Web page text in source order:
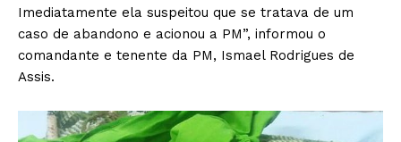
Imediatamente ela suspeitou que se tratava de um
caso de abandono e acionou a PM”, informou o
comandante e tenente da PM, Ismael Rodrigues de
Assis.